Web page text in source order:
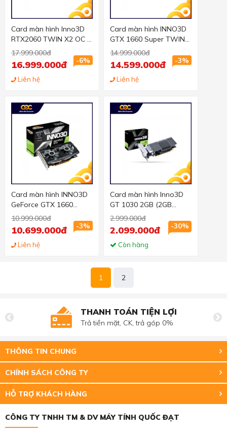
Card màn hình Inno3D
RTX2060 TWIN X2 OC -
12GD (12GB GDDR6,
192-bit, HDMI+DP, 1x8-
pin)
17.999.000đ
-6%
16.999.000đ
Liên hệ
Card màn hình INNO3D
GTX 1660 Super TWIN
X2 OC RGB (6GB
GDDR6, 192-bit,
HDMI+DP, 1x8-pin)
14.999.000đ
-3%
14.599.000đ
Liên hệ
Card màn hình INNO3D
GeForce GTX 1660
TWIN X2 (6GB GDDR6,
192-bit, HDMI+DP, 1x8-
pin)
10.999.000đ
-3%
10.699.000đ
Liên hệ
Card màn hình Inno3D
GT 1030 2GB (2GB
GDDR5, 64-bit, DVI
2.999.000đ
-30%
2.099.000đ
Còn hàng
1 2
THANH TOÁN TIỆN LỢI
Trả tiền mặt, CK, trả góp 0%
THÔNG TIN CHUNG
CHÍNH SÁCH CÔNG TY
HỖ TRỢ KHÁCH HÀNG
CÔNG TY TNHH TM & DV MÁY TÍNH QUỐC ĐẠT